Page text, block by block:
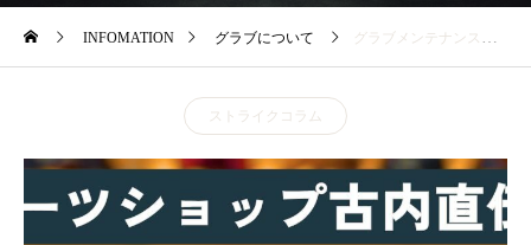
INFOMATION グラブについて グラブメンテナンス指南書
ストライクコラム